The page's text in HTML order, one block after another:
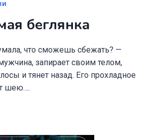
беглянка
что сможешь сбежать? —
запирает своим телом,
и тянет назад. Его прохладное
шею….